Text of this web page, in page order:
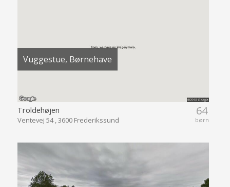
Vuggestue, Børnehave
64
børn
Troldehøjen
Ventevej 54 , 3600 Frederikssund